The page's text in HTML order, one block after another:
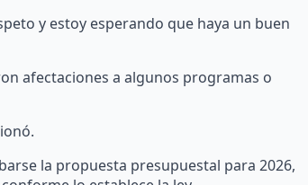
y estoy esperando que haya un buen
afectaciones a algunos programas o
la propuesta presupuestal para 2026,